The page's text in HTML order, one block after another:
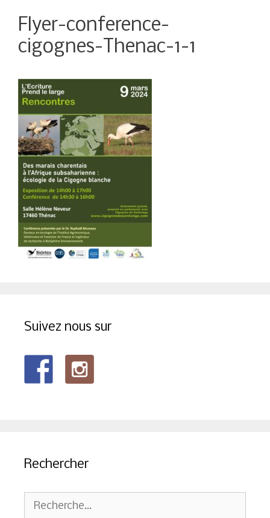
Flyer-conference-
cigognes-Thenac-1-1
Suivez nous sur
Rechercher
Rechercher :